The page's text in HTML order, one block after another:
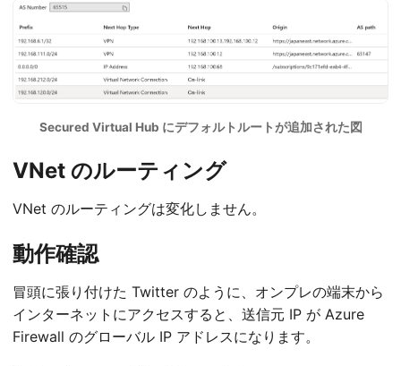
Secured Virtual Hub にデフォルトルートが追加された図
VNet のルーティング
VNet のルーティングは変化しません。
動作確認
冒頭に張り付けた Twitter のように、オンプレの端末から
インターネットにアクセスすると、送信元 IP が Azure
Firewall のグローバル IP アドレスになります。